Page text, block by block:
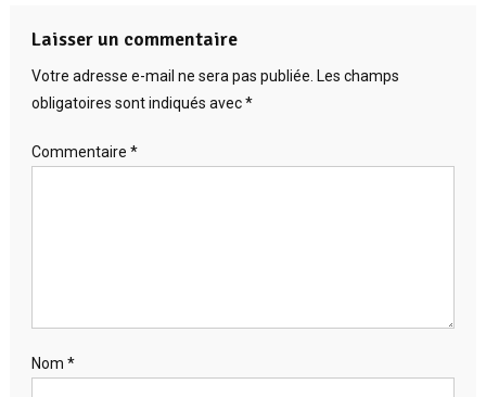
Laisser un commentaire
Votre adresse e-mail ne sera pas publiée. Les champs
obligatoires sont indiqués avec*
Commentaire *
Nom *